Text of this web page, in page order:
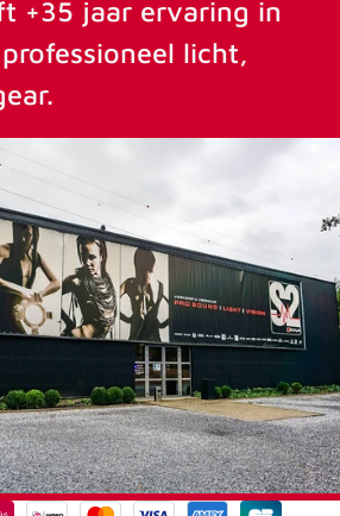
+35 jaar ervaring in
licht,